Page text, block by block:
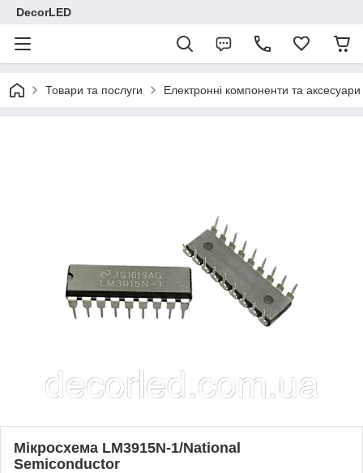
DecorLED
Товари та послуги Електронні компоненти та аксесуари
Мікросхема LM3915N-1/National
Semiconductor